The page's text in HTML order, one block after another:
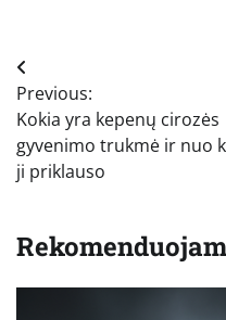
Navigacija
tarp
įrašų
Previous:
Kokia yra kepenų cirozės
gyvenimo trukmė ir nuo
ji priklauso